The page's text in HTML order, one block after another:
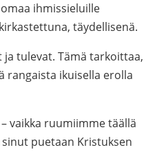
ihmissieluille
täydellisenä.
ja tulevat. Tämä tarkoittaa,
rangaista ikuisella erolla
vaikka ruumiimme täällä
puetaan Kristuksen